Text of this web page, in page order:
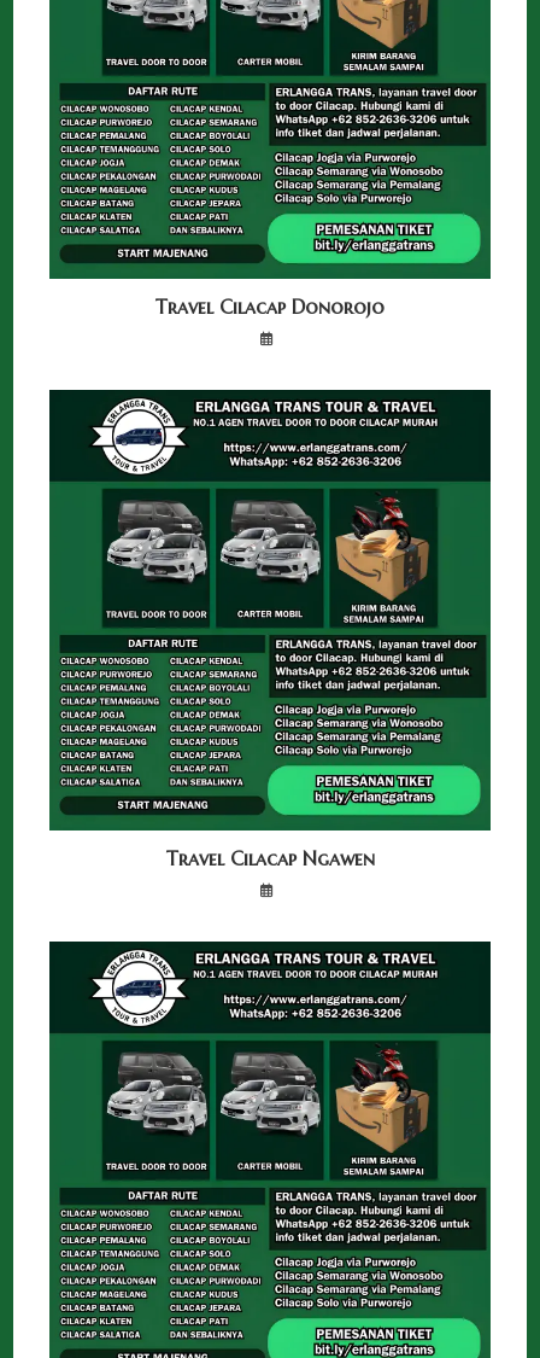
Travel Cilacap Donorojo
Travel Cilacap Ngawen